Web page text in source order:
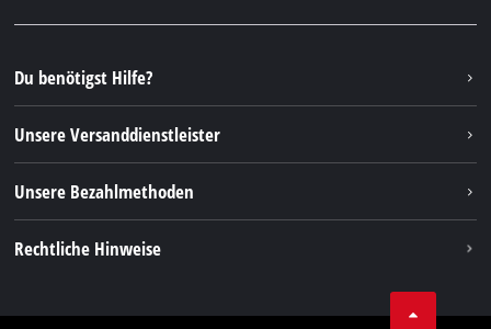
FAQs
Rücksendungen / Widerruf
Verpackungsrichtlinien
Hinweise zur Batterieentsorgung
Vertrag widerrufen
Instagram
TikTok
Pinterest
Linkedin
Du benötigst Hilfe?
Unsere Versanddienstleister
Unsere Bezahlmethoden
Rechtliche Hinweise